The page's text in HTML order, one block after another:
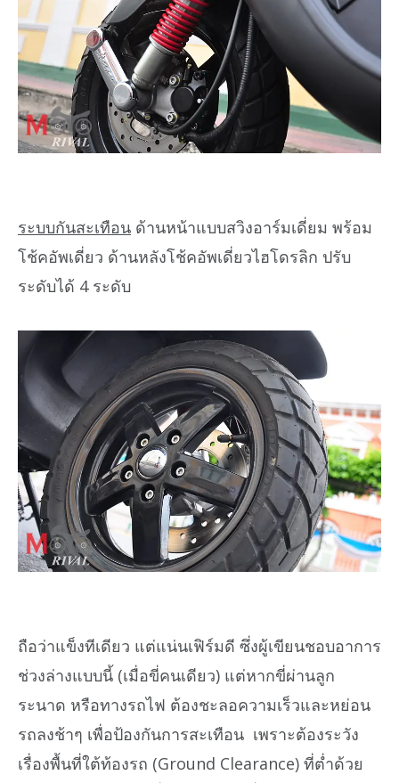
ระบบกันสะเทือน ด้านหน้าแบบสวิงอาร์มเดี่ยม พร้อม
โช้คอัพเดี่ยว ด้านหลังโช้คอัพเดี่ยวไฮโดรลิก ปรับ
ระดับได้ 4 ระดับ
ถือว่าแข็งทีเดียว แต่แน่นเฟิร์มดี ซึ่งผู้เขียนชอบอาการ
ช่วงล่างแบบนี้ (เมื่อขี่คนเดียว) แต่หากขี่ผ่านลูก
ระนาด หรือทางรถไฟ ต้องชะลอความเร็วและหย่อน
รถลงช้าๆ เพื่อป้องกันการสะเทือน เพราะต้องระวัง
เรื่องพื้นที่ใต้ท้องรถ (Ground Clearance) ที่ต่ำด้วย